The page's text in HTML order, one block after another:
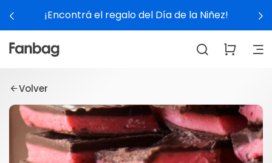
¡Encontrá el regalo del Día de la Niñez!
Volver